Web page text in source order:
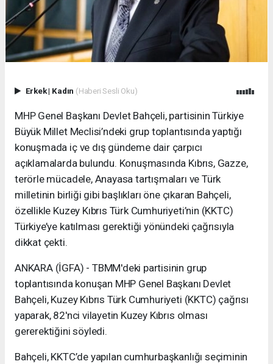
Erkek| Kadın (Haberi Sesli Oku)
MHP Genel Başkanı Devlet Bahçeli, partisinin Türkiye
Büyük Millet Meclisi’ndeki grup toplantısında yaptığı
konuşmada iç ve dış gündeme dair çarpıcı
açıklamalarda bulundu. Konuşmasında Kıbrıs, Gazze,
terörle mücadele, Anayasa tartışmaları ve Türk
milletinin birliği gibi başlıkları öne çıkaran Bahçeli,
özellikle Kuzey Kıbrıs Türk Cumhuriyeti’nin (KKTC)
Türkiye’ye katılması gerektiği yönündeki çağrısıyla
dikkat çekti.
ANKARA (İGFA) - TBMM'deki partisinin grup
toplantısında konuşan MHP Genel Başkanı Devlet
Bahçeli, Kuzey Kıbrıs Türk Cumhuriyeti (KKTC) çağrısı
yaparak, 82'nci vilayetin Kuzey Kıbrıs olması
gererektiğini söyledi.
Bahçeli, KKTC’de yapılan cumhurbaşkanlığı seçiminin